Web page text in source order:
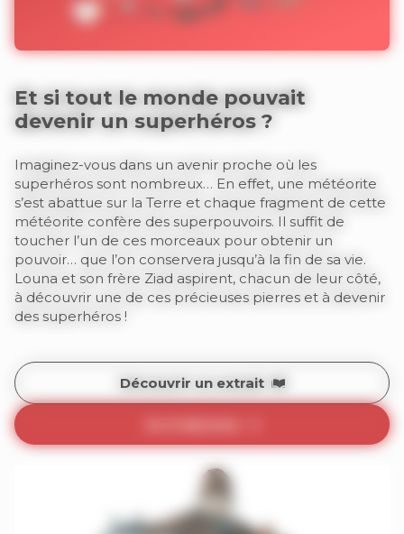
Et si tout le monde pouvait
devenir un superhéros ?
Imaginez-vous dans un avenir proche où les
superhéros sont nombreux… En effet, une météorite
s’est abattue sur la Terre et chaque fragment de cette
météorite confère des superpouvoirs. Il suffit de
toucher l’un de ces morceaux pour obtenir un
pouvoir… que l’on conservera jusqu’à la fin de sa vie.
Louna et son frère Ziad aspirent, chacun de leur côté,
à découvrir une de ces précieuses pierres et à devenir
des superhéros !
Découvrir un extrait